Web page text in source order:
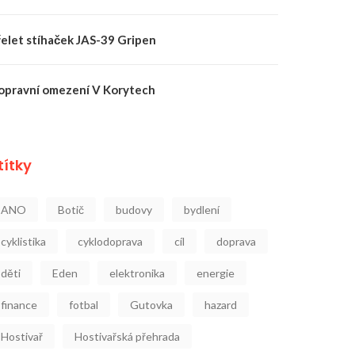
stíhaček JAS-39 Gripen
omezení V Korytech
ANO Botič budovy bydlení
cyklistika cyklodoprava cíl doprava
děti Eden elektronika energie
finance fotbal Gutovka hazard
Hostivař Hostivařská přehrada